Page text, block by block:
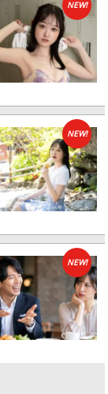
NEW!
NEW!
NEW!